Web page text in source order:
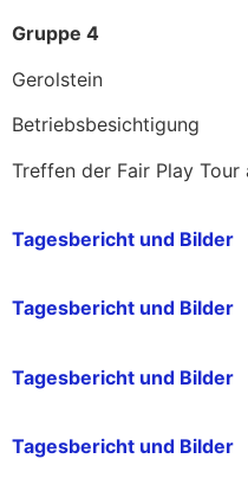
Gruppe 4
Gerolstein
Betriebsbesichtigung
Treffen der Fair Play Tour
Tagesbericht und Bilder
Tagesbericht und Bilder
Tagesbericht und Bilder
Tagesbericht und Bilder